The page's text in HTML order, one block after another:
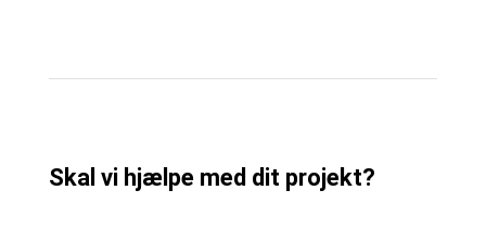
Skal vi hjælpe med dit projekt?